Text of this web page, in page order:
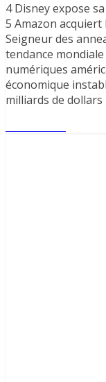
4 Disney expose
5 Amazon acquiert
Seigneur des
tendance
numériques
économique
milliards de dollars